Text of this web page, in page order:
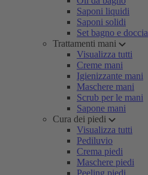
Saponi liquidi
Saponi solidi
Set bagno e doccia
Trattamenti mani
Visualizza tutti
Creme mani
Igienizzante mani
Maschere mani
Scrub per le mani
Sapone mani
Cura dei piedi
Visualizza tutti
Pediluvio
Crema piedi
Maschere piedi
Peeling piedi